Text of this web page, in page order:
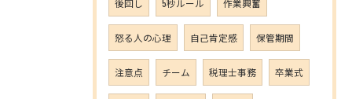
後回し 5秒ルール 作業興奮
怒る人の心理 自己肯定感 保管期間
注意点 チーム 税理士事務 卒業式